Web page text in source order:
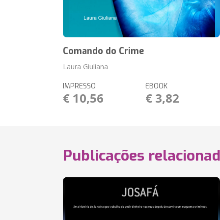
Comando do Crime
Laura Giuliana
IMPRESSO
€ 10,56
EBOOK
€ 3,82
Publicações